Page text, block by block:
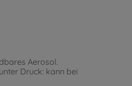
Aerosol.
Druck: kann bei